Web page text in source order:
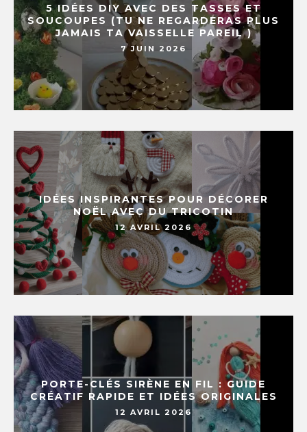
5 IDÉES DIY AVEC DES TASSES ET
SOUCOUPES (TU NE REGARDERAS PLUS
JAMAIS TA VAISSELLE PAREIL )
7 JUIN 2026
IDÉES INSPIRANTES POUR DÉCORER
NOËL AVEC DU TRICOTIN
12 AVRIL 2026
PORTE-CLÉS SIRÈNE EN FIL : GUIDE
CRÉATIF RAPIDE ET IDÉES ORIGINALES
12 AVRIL 2026